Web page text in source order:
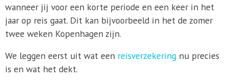
wanneer jij voor een korte periode en een keer in het
jaar op reis gaat. Dit kan bijvoorbeeld in het de zomer
twee weken Kopenhagen zijn.
We leggen eerst uit wat een reisverzekeringnu precies
is en wat het dekt.